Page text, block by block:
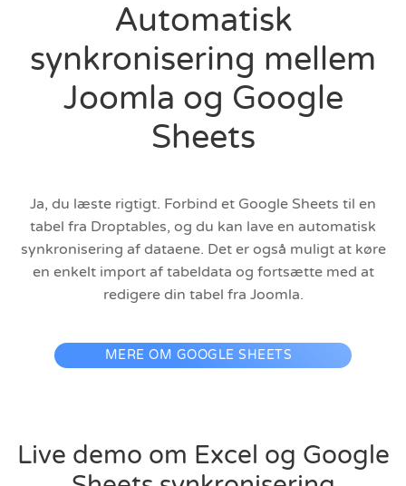
Automatisk
synkronisering mellem
Joomla og Google
Sheets
Ja, du læste rigtigt. Forbind et Google Sheets til en
tabel fra Droptables, og du kan lave en automatisk
synkronisering af dataene. Det er også muligt at køre
en enkelt import af tabeldata og fortsætte med at
redigere din tabel fra Joomla.
MERE OM GOOGLE SHEETS
Live demo om Excel og Google